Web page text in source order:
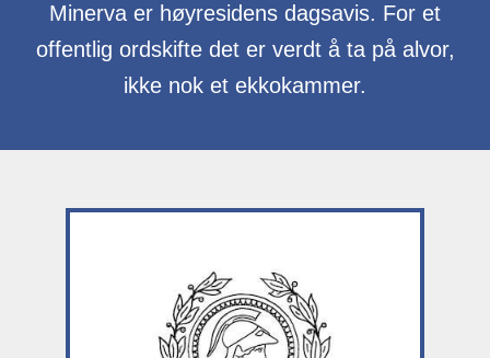
Minerva er høyresidens dagsavis. For et
offentlig ordskifte det er verdt å ta på alvor,
ikke nok et ekkokammer.